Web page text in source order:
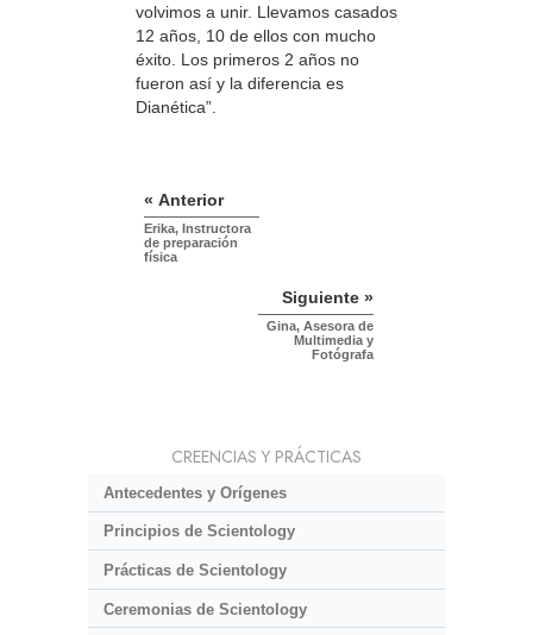
volvimos a unir. Llevamos casados
12 años, 10 de ellos con mucho
éxito. Los primeros 2 años no
fueron así y la diferencia es
Dianética”.
« Anterior
Erika, Instructora
de preparación
física
Siguiente »
Gina, Asesora de
Multimedia y
Fotógrafa
CREENCIAS Y PRÁCTICAS
Antecedentes y Orígenes
Principios de Scientology
Prácticas de Scientology
Ceremonias de Scientology